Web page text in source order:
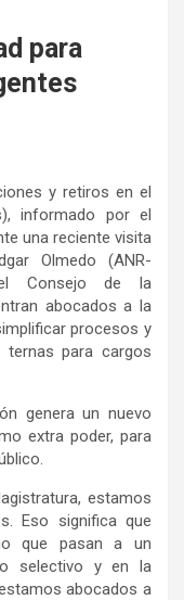
para
y retiros en el
informado por el
una reciente visita
Olmedo (ANR-
el Consejo de la
abocados a la
procesos y
para cargos
genera un nuevo
extra poder, para
estamos
Eso significa que
que pasan a un
selectivo y en la
abocados a